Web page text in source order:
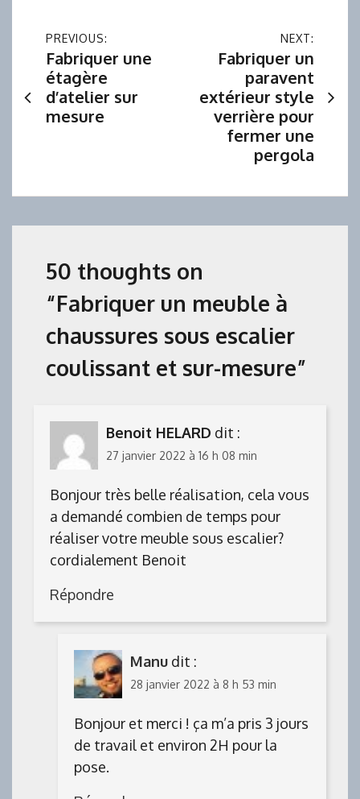
Navigation
de
l’article
PREVIOUS:
Fabriquer une
étagère
d’atelier sur
mesure
NEXT:
Fabriquer un
paravent
extérieur style
verrière pour
fermer une
pergola
50 thoughts on
“Fabriquer un meuble à
chaussures sous escalier
coulissant et sur-mesure”
Benoit HELARD dit :
27 janvier 2022 à 16 h 08 min
Bonjour très belle réalisation, cela vous
a demandé combien de temps pour
réaliser votre meuble sous escalier?
cordialement Benoit
Répondre
Manu dit :
28 janvier 2022 à 8 h 53 min
Bonjour et merci ! ça m’a pris 3 jours
de travail et environ 2H pour la
pose.